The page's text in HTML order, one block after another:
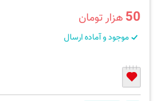
50هزار تومان
موجود و آماده ارسال